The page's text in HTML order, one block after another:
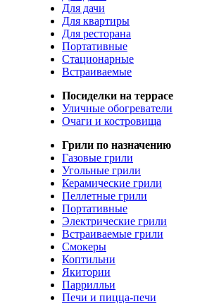
Для дачи
Для квартиры
Для ресторана
Портативные
Стационарные
Встраиваемые
Посиделки на террасе
Уличные обогреватели
Очаги и костровища
Грили по назначению
Газовые грили
Угольные грили
Керамические грили
Пеллетные грили
Портативные
Электрические грили
Встраиваемые грили
Смокеры
Коптильни
Якитории
Паррилльи
Печи и пицца-печи